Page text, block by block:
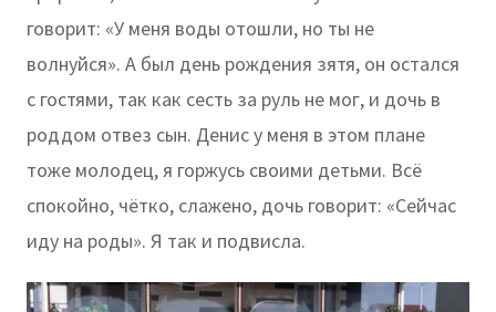
говорит: «У меня воды отошли, но ты не
волнуйся». А был день рождения зятя, он остался
с гостями, так как сесть за руль не мог, и дочь в
роддом отвез сын. Денис у меня в этом плане
тоже молодец, я горжусь своими детьми. Всё
спокойно, чётко, слажено, дочь говорит: «Сейчас
иду на роды». Я так и подвисла.